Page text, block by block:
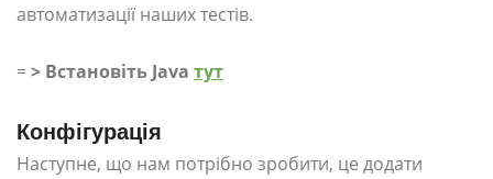
автоматизації наших тестів.
=> Встановіть Java тут
Конфігурація
Наступне, що нам потрібно зробити, це додати